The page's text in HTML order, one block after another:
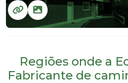
Regiões onde a
Fabricante de